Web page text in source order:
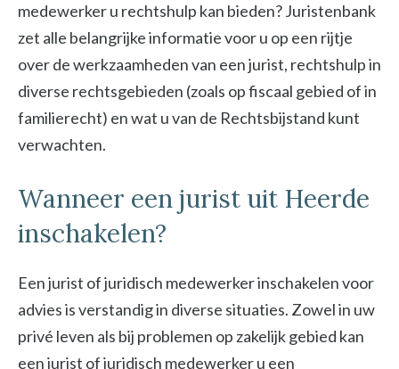
medewerker u rechtshulp kan bieden? Juristenbank
zet alle belangrijke informatie voor u op een rijtje
over de werkzaamheden van een jurist, rechtshulp in
diverse rechtsgebieden (zoals op fiscaal gebied of in
familierecht) en wat u van de Rechtsbijstand kunt
verwachten.
Wanneer een jurist uit Heerde
inschakelen?
Een jurist of juridisch medewerker inschakelen voor
advies is verstandig in diverse situaties. Zowel in uw
privé leven als bij problemen op zakelijk gebied kan
een jurist of juridisch medewerker u een